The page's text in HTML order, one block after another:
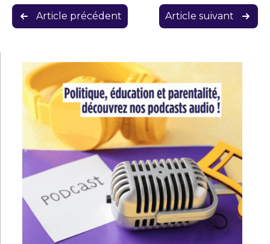
Navigation
de
Article précédent Article suivant